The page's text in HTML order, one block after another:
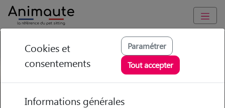
Pension Chat Arras
Ou l'alternative Animaute
Cookies et
consentements
Paramétrer
Tout accepter
Informations générales